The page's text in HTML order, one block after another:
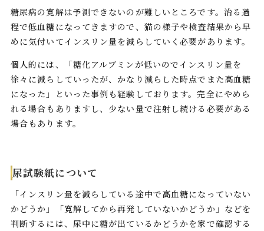
糖尿病の寛解は予測できないのが難しいところです。治る過
程で低血糖になってきますので、猫の様子や検査結果から早
めに気付いてインスリン量を減らしていく必要があります。
個人的には、「糖化アルブミンが低いのでインスリン量を
徐々に減らしていったが、かなり減らした時点でまた高血糖
になった」といった事例も経験しております。完全にやめら
れる場合もありますし、少ない量で注射し続ける必要がある
場合もあります。
尿試験紙について
「インスリン量を減らしている途中で高血糖になっていない
かどうか」「寛解してから再発していないかどうか」などを
判断するには、尿中に糖が出ているかどうかを家で確認する